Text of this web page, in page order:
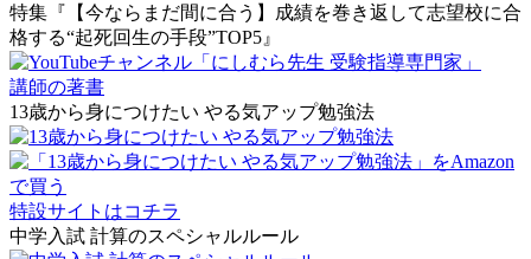
特集『【今ならまだ間に合う】成績を巻き返して志望校に合
格する“起死回生の手段”TOP5』
講師の著書
13歳から身につけたい やる気アップ勉強法
特設サイトはコチラ
中学入試 計算のスペシャルルール